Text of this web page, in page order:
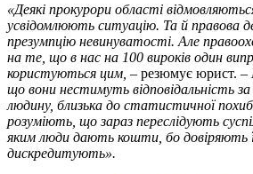
«Деякі прокурори області
усвідомлюють ситуацію. Та й правова
презумпцію невинуватості. Але
на те, що в нас на 100 вироків один
користуються цим, – резюмує юрист. –
що вони нестимуть відповідальність
людину, близька до статистичної
розуміють, що зараз переслідують
яким люди дають кошти, бо довіряють
дискредитують».